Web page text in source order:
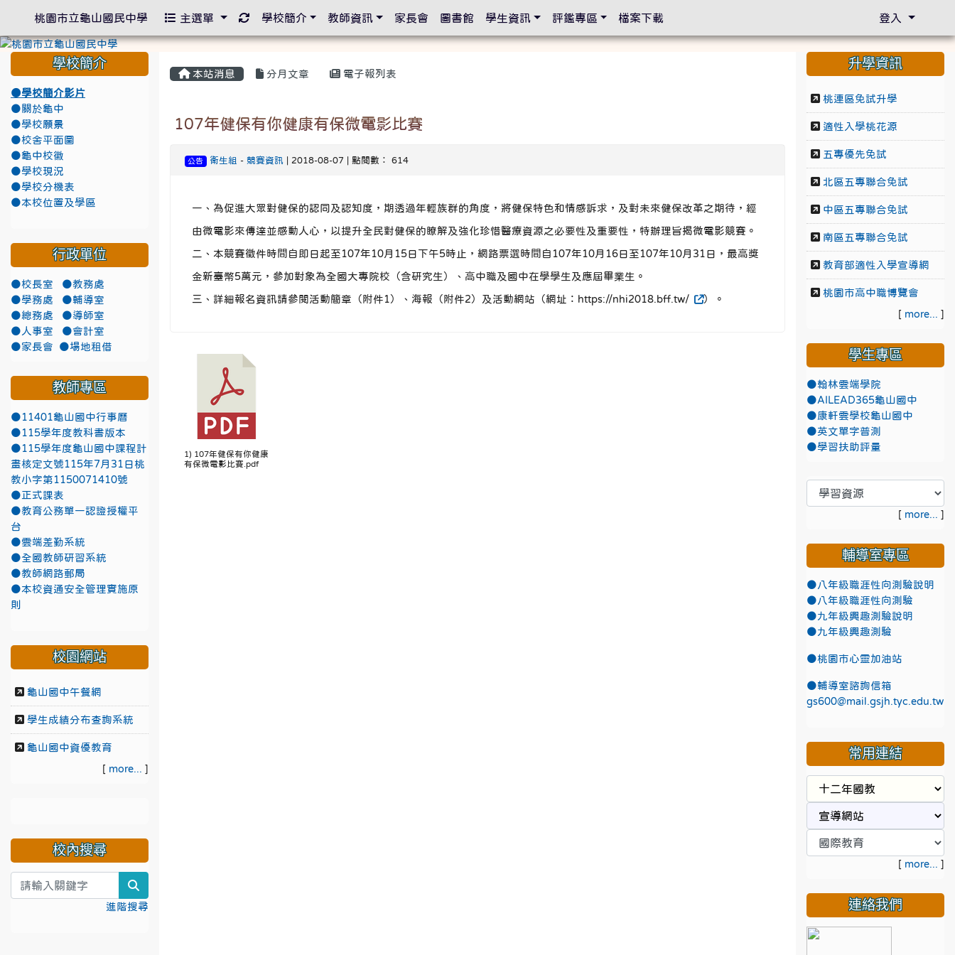
本站消息 分月文章 電子報列表
107年健保有你健康有保微電影比賽
公告 衛生組 - 競賽資訊| 2018-08-07 | 點閱數： 614
一、為促進大眾對健保的認同及認知度，期透過年輕族群的角度，將健保特色和情感訴求，及對未來健保改革之期待，經
由微電影來傳達並感動人心，以提升全民對健保的瞭解及強化珍惜醫療資源之必要性及重要性，特辦理旨揭微電影競賽。
二、本競賽徵件時間自即日起至107年10月15日下午5時止，網路票選時間自107年10月16日至107年10月31日，最高獎
金新臺幣5萬元，參加對象為全國大專院校（含研究生）、高中職及國中在學學生及應屆畢業生。
三、詳細報名資訊請參閱活動簡章（附件1）、海報（附件2）及活動網站（網址：https://nhi2018.bff.tw/ ）。
1) 107年健保有你健康
有保微電影比賽.pdf
學校簡介
●學校簡介影片
●關於龜中
●學校願景
●校舍平面圖
●龜中校徽
●學校現況
●學校分機表
●本校位置及學區
行政單位
●校長室
●教務處
●學務處
●輔導室
●總務處
●導師室
●人事室
●會計室
●家長會
●場地租借
教師專區
●11401龜山國中行事曆
●115學年度教科書版本
●115學年度龜山國中課程計
畫核定文號115年7月31日桃
教小字第1150071410號
●正式課表
●教育公務單一認證授權平
台
●雲端差勤系統
●全國教師研習系統
●教師網路郵局
●本校資通安全管理實施原
則
校園網站
龜山國中午餐網
學生成績分布查詢系統
龜山國中資優教育
[ more... ]
校內搜尋
進階搜尋
升學資訊
桃連區免試升學
適性入學桃花源
五專優先免試
北區五專聯合免試
中區五專聯合免試
南區五專聯合免試
教育部適性入學宣導網
桃園市高中職博覽會
[ more... ]
學生專區
●翰林雲端學院
●AILEAD365龜山國中
●康軒雲學校龜山國中
●英文單字普測
●學習扶助評量
[ more... ]
輔導室專區
●八年級職涯性向測驗說明
●八年級職涯性向測驗
●九年級興趣測驗說明
●九年級興趣測驗
●桃園市心靈加油站
●輔導室諮詢信箱
gs600@mail.gsjh.tyc.edu.tw
常用連結
[ more... ]
連絡我們
桃園市立龜山國民中學 主選單 重新取得佈景設定
學校簡介 教師資訊 家長會 圖書館 學生資訊 評鑑專區 檔案下載 登入